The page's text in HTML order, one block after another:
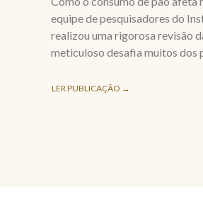
equipe de pesquisadores do
realizou uma rigorosa revisão
meticuloso desafia muitos dos
LER PUBLICAÇÃO →